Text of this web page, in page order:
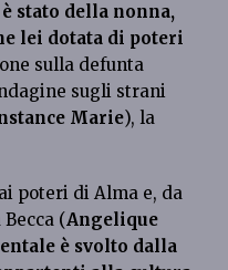
è stato della nonna,
lei dotata di poteri
sulla defunta
sugli strani
Marie), la
poteri di Alma e, da
(Angelique
è svolto dalla